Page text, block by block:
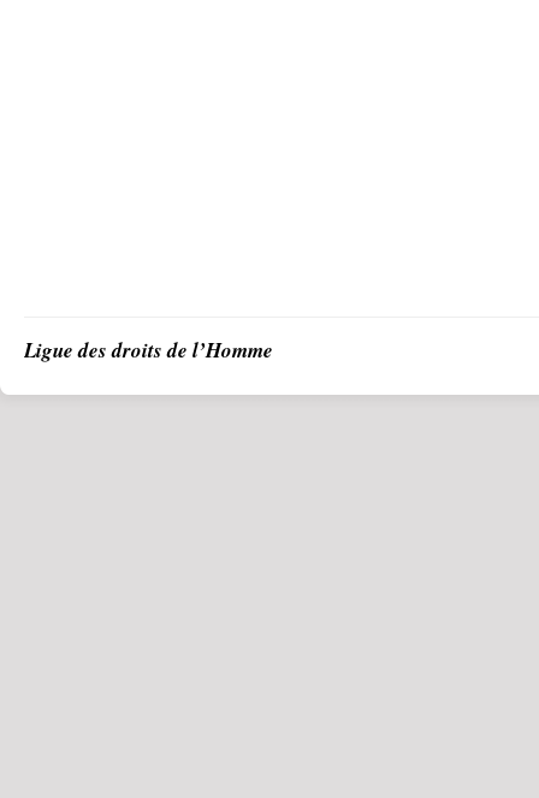
Ligue des droits de l’Homme